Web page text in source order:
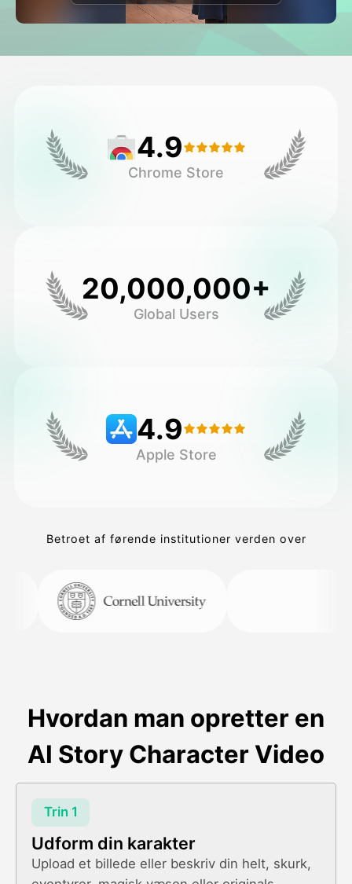
Avatar video
▼
Andre værktøjer 4.9
Chrome Store
20,000,000+
Global Users
4.9
Apple Store
Betroet af førende institutioner verden over
Hvordan man opretter en
AI Story Character Video
Trin 1
Udform din karakter
Upload et billede eller beskriv din helt, skurk,